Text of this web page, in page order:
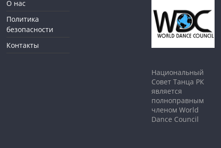
О нас
Политика
безопасности
Контакты
Национальный
Совет Танца РК
является
полноправным
членом World
Dance Council